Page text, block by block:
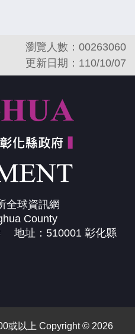
瀏覽人數：00263060
更新日期：110/10/07
全球資訊網
County
地址：510001 彰化縣
或以上 Copyright © 2026